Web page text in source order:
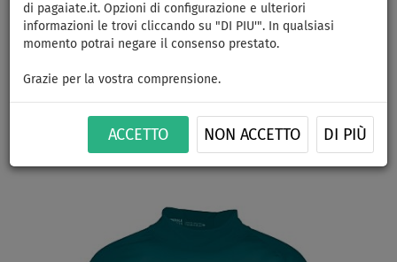
di pagaiate.it. Opzioni di configurazione e ulteriori
informazioni le trovi cliccando su "DI PIU'". In qualsiasi
momento potrai negare il consenso prestato.
Grazie per la vostra comprensione.
ACCETTO NON ACCETTO DI PIÙ
T-shirt donna
PADDLEBOARDING PETROL
lycra manica lunga - taglia: L